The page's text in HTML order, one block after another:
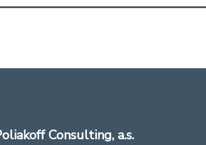
Consulting, a.s.